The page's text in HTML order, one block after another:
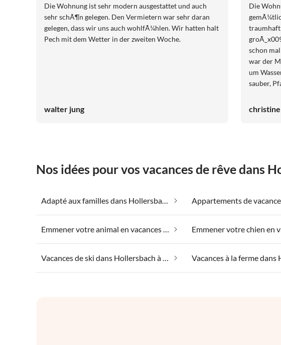
Die Wohnung ist sehr modern ausgestattet und auch
sehr schÃ¶n gelegen. Den Vermietern war sehr daran
gelegen, dass wir uns auch wohlfÃ¼hlen. Wir hatten halt
Pech mit dem Wetter in der zweiten Woche.
walter jung
Die
schon
war der
um
sauber,
und
Nos idées pour vos vacances de rêve dans
Adapté aux familles dans Hollersbach à Pinzgau
Emmener votre animal en vacances dans Hollersbach à Pinzgau
Vacances de ski dans Hollersbach à Pinzgau